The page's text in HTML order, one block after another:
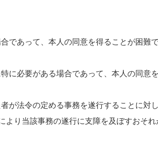
であって、本人の同意を得ることが困難
に必要がある場合であって、本人の同意
が法令の定める事務を遂行することに対
より当該事務の遂行に支障を及ぼすおそれ